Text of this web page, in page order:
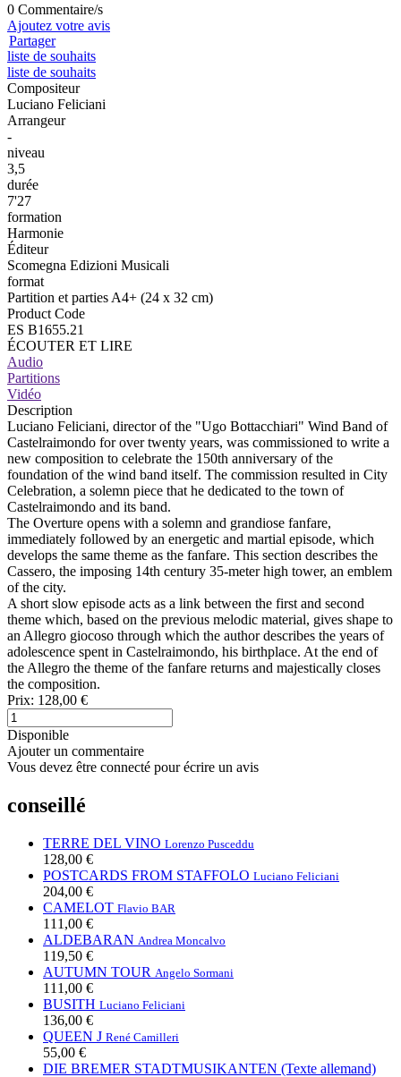
0 Commentaire/s
Ajoutez votre avis
Partager
liste de souhaits
liste de souhaits
Compositeur
Luciano Feliciani
Arrangeur
-
niveau
3,5
durée
7'27
formation
Harmonie
Éditeur
Scomegna Edizioni Musicali
format
Partition et parties A4+ (24 x 32 cm)
Product Code
ES B1655.21
ÉCOUTER ET LIRE
Audio
Partitions
Vidéo
Description
Luciano Feliciani, director of the "Ugo Bottacchiari" Wind Band of
Castelraimondo for over twenty years, was commissioned to write a
new composition to celebrate the 150th anniversary of the
foundation of the wind band itself. The commission resulted in City
Celebration, a solemn piece that he dedicated to the town of
Castelraimondo and its band.
The Overture opens with a solemn and grandiose fanfare,
immediately followed by an energetic and martial episode, which
develops the same theme as the fanfare. This section describes the
Cassero, the imposing 14th century 35-meter high tower, an emblem
of the city.
A short slow episode acts as a link between the first and second
theme which, based on the previous melodic material, gives shape to
an Allegro giocoso through which the author describes the years of
adolescence spent in Castelraimondo, his birthplace. At the end of
the Allegro the theme of the fanfare returns and majestically closes
the composition.
Prix: 128,00 €
Disponible
Ajouter un commentaire
Vous devez être connecté pour écrire un avis
conseillé
TERRE DEL VINO Lorenzo Pusceddu
128,00 €
POSTCARDS FROM STAFFOLO Luciano Feliciani
204,00 €
CAMELOT Flavio BAR
111,00 €
ALDEBARAN Andrea Moncalvo
119,50 €
AUTUMN TOUR Angelo Sormani
111,00 €
BUSITH Luciano Feliciani
136,00 €
QUEEN J René Camilleri
55,00 €
DIE BREMER STADTMUSIKANTEN (Texte allemand)